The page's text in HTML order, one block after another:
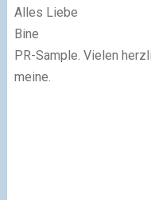
Alles Liebe
Bine
PR-Sample. Vielen
meine.